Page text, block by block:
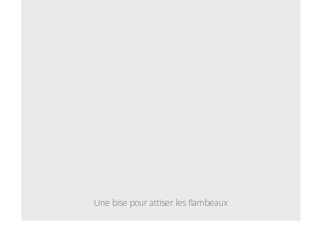
Une bise pour attiser les flambeaux